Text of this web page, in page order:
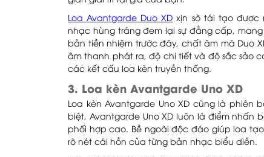
Loa Avantgarde Duo XD xịn sò tái tạo được
nhạc hùng tráng đem lại sự đẳng cấp,
bản tiền nhiệm trước đây, chất âm mà Duo
âm thanh phát ra, độ chi tiết và độ sắc sảo
các kết cấu loa kèn truyền thống.
3. Loa kèn Avantgarde Uno XD
Loa kèn Avantgarde Uno XD cũng là phiên
biệt, Avantgarde Uno XD luôn là điểm
phối hợp cao. Bề ngoài độc đáo giúp loa
rõ nét cái hồn của từng bản nhạc biểu diễn.